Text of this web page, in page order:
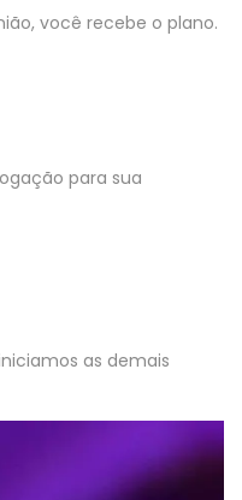
você recebe o plano.
para sua
as demais